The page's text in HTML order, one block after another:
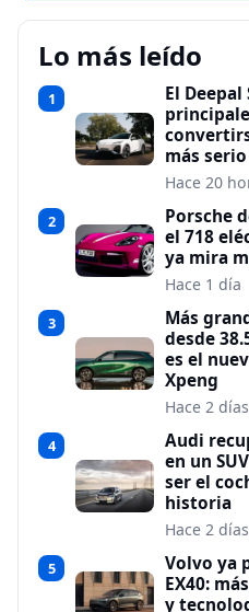
Lo más leído
1
El Deepal
más
Hace 20
2
Porsche
el 718
ya mira
Hace 1 día
3
Más
desde
es el
Xpeng
Hace 2 días
4
Audi
en un
ser el
historia
Hace 2 días
5
Volvo ya
EX40:
y